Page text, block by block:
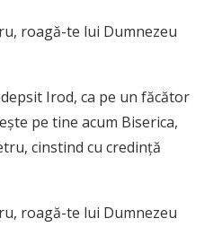
roagă-te lui Dumnezeu
Irod, ca pe un făcător
pe tine acum Biserica,
cinstind cu credinţă
roagă-te lui Dumnezeu